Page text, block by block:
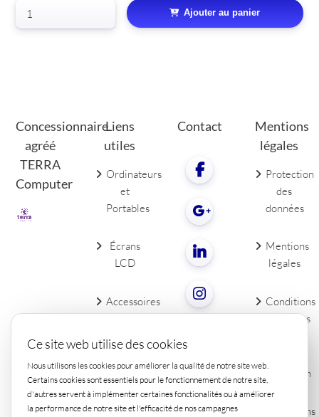
Ajouter au panier
Ce site web utilise des cookies
Nous utilisons les cookies pour améliorer la qualité de notre site web.
Certains cookies sont essentiels pour le fonctionnement de notre site,
d'autres servent à implémenter certaines fonctionalités ou à améliorer
la performance de notre site et l'efficacité de nos campagnes
Concessionnaire
agréé
TERRA
Computer
Liens
utiles
Ordinateurs
et
Portables
Écrans
LCD
Accessoires
de PC
Contact
Contact
Mentions
légales
Protection
des
données
Mentions
légales
Conditions
générales
rétraction
Conditions